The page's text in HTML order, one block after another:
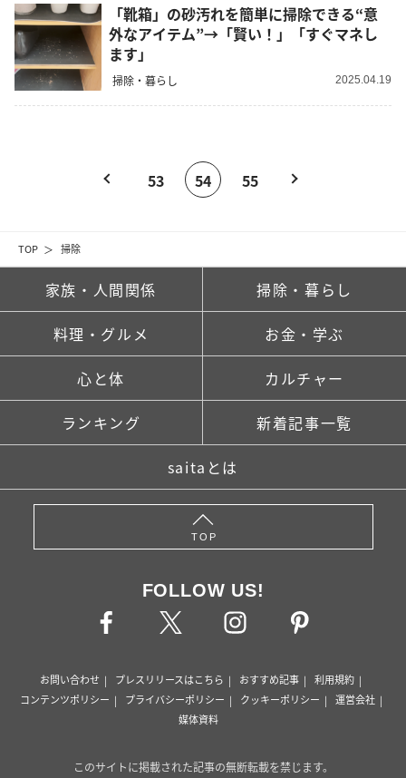
TOP 掃除
「靴箱」の砂汚れを簡単に掃除できる“意
外なアイテム”→「賢い！」「すぐマネし
ます」
掃除・暮らし 2025.04.19
53 54 55
家族・人間関係 掃除・暮らし
料理・グルメ お金・学ぶ
心と体 カルチャー
ランキング 新着記事一覧
saitaとは
TOP
FOLLOW US!
お問い合わせ プレスリリースはこちら おすすめ記事
利用規約
コンテンツポリシー
プライバシーポリシー クッキーポリシー
運営会社
媒体資料
このサイトに掲載された記事の無断転載を禁じます。